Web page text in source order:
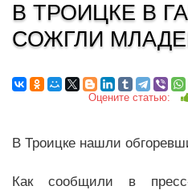
В ТРОИЦКЕ В
СОЖГЛИ
Оцените статью:
В Троицке нашли
Как сообщили в